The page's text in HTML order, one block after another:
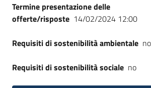
Termine presentazione delle
offerte/risposte 14/02/2024 12:00
Requisiti di sostenibilità ambientale no
Requisiti di sostenibilità sociale no